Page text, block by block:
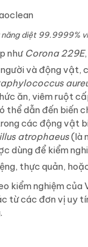
diệt 99.9999%
như Corona 229E,
và động vật,
ăn, viêm ruột
thể dẫn đến biến
các động vật
atrophaeus(là
dùng để kiểm
thực quản,
kiểm nghiệm của
từ các đơn vị uy